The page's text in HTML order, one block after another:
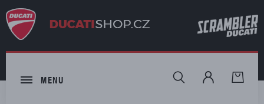
MENU HLEDAT